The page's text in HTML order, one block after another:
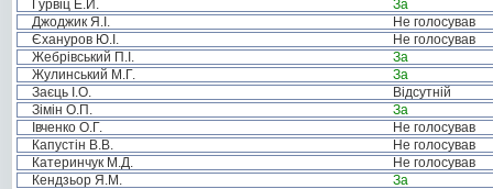
Гурвіц Е.Й.
За
Джоджик Я.І.
Не голосував
Єхануров Ю.І.
Не голосував
Жебрівський П.І.
За
Жулинський М.Г.
За
Заєць І.О.
Відсутній
Зімін О.П.
За
Івченко О.Г.
Не голосував
Капустін В.В.
Не голосував
Катеринчук М.Д.
Не голосував
Кендзьор Я.М.
За